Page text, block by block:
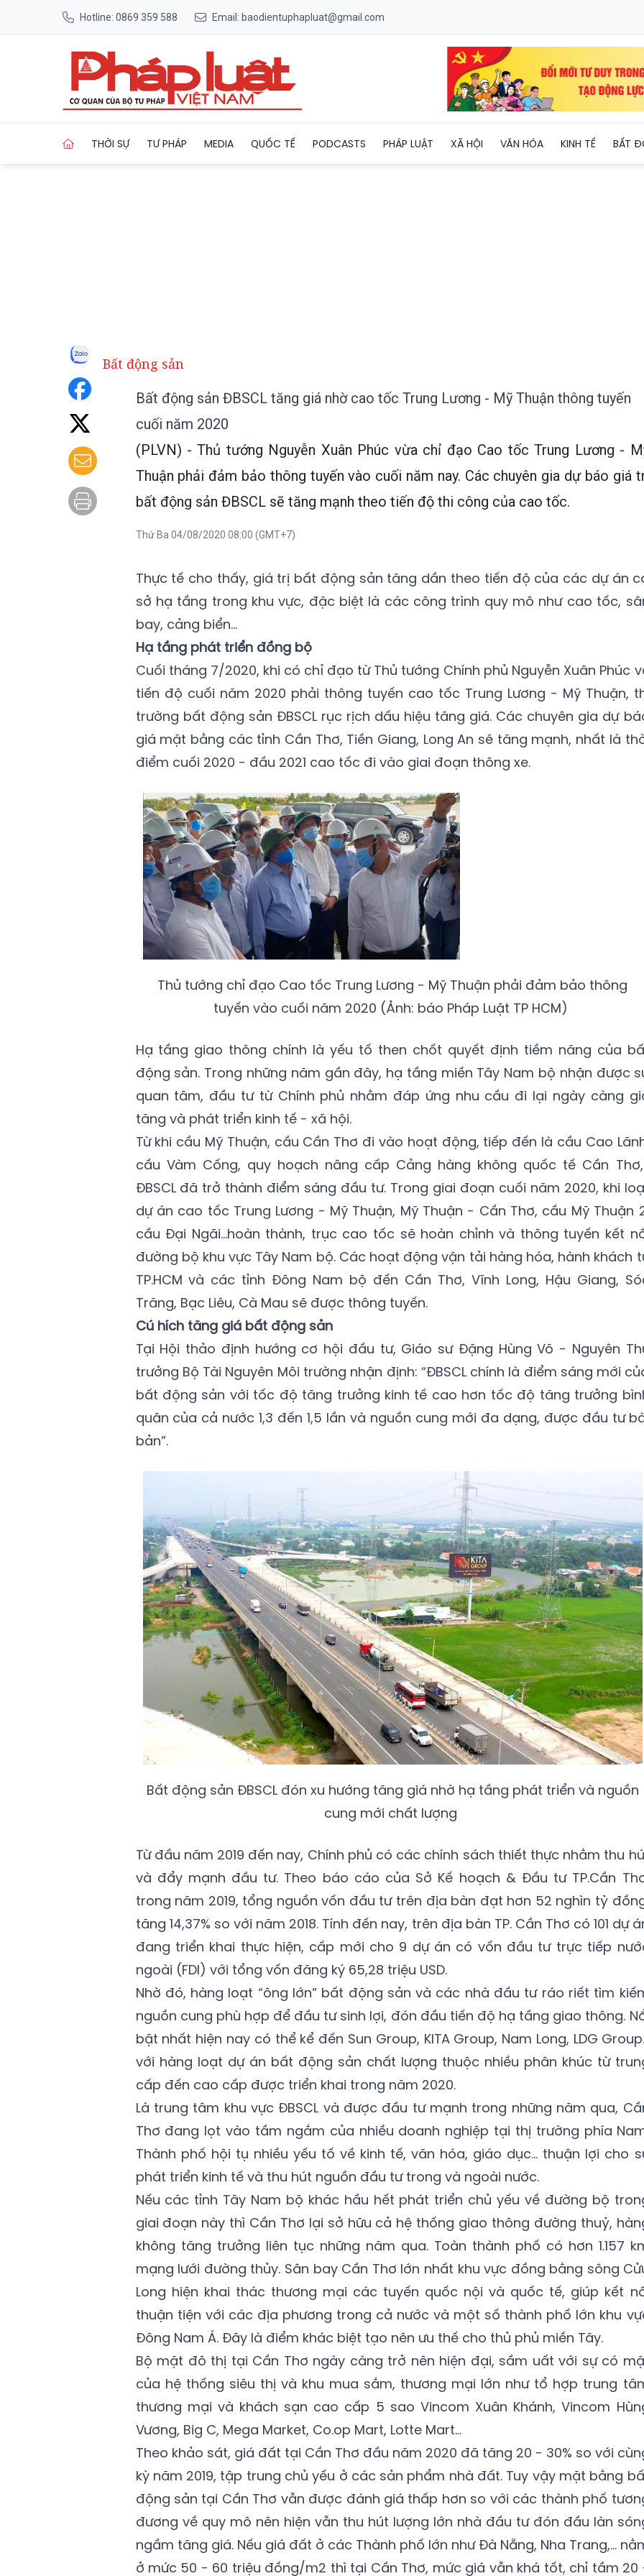
Hotline: 0869 359 588 Email: baodientuphapluat@gmail.com
THỜI SỰ TƯ PHÁP MEDIA QUỐC TẾ PODCASTS PHÁP LUẬT XÃ HỘI VĂN HÓA KINH TẾ BẤT
Bất động sản
Bất động sản ĐBSCL tăng giá nhờ cao tốc Trung Lương - Mỹ Thuận thông tuyến
cuối năm 2020
(PLVN) - Thủ tướng Nguyễn Xuân Phúc vừa chỉ đạo Cao tốc Trung Lương -
Thuận phải đảm bảo thông tuyến vào cuối năm nay. Các chuyên gia dự báo giá
bất động sản ĐBSCL sẽ tăng mạnh theo tiến độ thi công của cao tốc.
Thứ Ba 04/08/2020 08:00 (GMT+7)
Thực tế cho thấy, giá trị bất động sản tăng dần theo tiến độ của các dự án
sở hạ tầng trong khu vực, đặc biệt là các công trình quy mô như cao tốc,
bay, cảng biển…
Hạ tầng phát triển đồng bộ
Cuối tháng 7/2020, khi có chỉ đạo từ Thủ tướng Chính phủ Nguyễn Xuân Phúc
tiến độ cuối năm 2020 phải thông tuyến cao tốc Trung Lương - Mỹ Thuận,
trường bất động sản ĐBSCL rục rịch dấu hiệu tăng giá. Các chuyên gia dự
giá mặt bằng các tỉnh Cần Thơ, Tiền Giang, Long An sẽ tăng mạnh, nhất là
điểm cuối 2020 - đầu 2021 cao tốc đi vào giai đoạn thông xe.
Thủ tướng chỉ đạo Cao tốc Trung Lương - Mỹ Thuận phải đảm bảo thông
tuyến vào cuối năm 2020 (Ảnh: báo Pháp Luật TP HCM)
Hạ tầng giao thông chính là yếu tố then chốt quyết định tiềm năng của
động sản. Trong những năm gần đây, hạ tầng miền Tây Nam bộ nhận được
quan tâm, đầu tư từ Chính phủ nhằm đáp ứng nhu cầu đi lại ngày càng
tăng và phát triển kinh tế - xã hội.
Từ khi cầu Mỹ Thuận, cầu Cần Thơ đi vào hoạt động, tiếp đến là cầu Cao
cầu Vàm Cống, quy hoạch nâng cấp Cảng hàng không quốc tế Cần
ĐBSCL đã trở thành điểm sáng đầu tư. Trong giai đoạn cuối năm 2020, khi
dự án cao tốc Trung Lương - Mỹ Thuận, Mỹ Thuận - Cần Thơ, cầu Mỹ Thuận
cầu Đại Ngãi…hoàn thành, trục cao tốc sẽ hoàn chỉnh và thông tuyến kết
đường bộ khu vực Tây Nam bộ. Các hoạt động vận tải hàng hóa, hành khách
TP.HCM và các tỉnh Đông Nam bộ đến Cần Thơ, Vĩnh Long, Hậu Giang,
Trăng, Bạc Liêu, Cà Mau sẽ được thông tuyến.
Cú hích tăng giá bất động sản
Tại Hội thảo định hướng cơ hội đầu tư, Giáo sư Đặng Hùng Võ - Nguyên
trưởng Bộ Tài Nguyên Môi trường nhận định: “ĐBSCL chính là điểm sáng mới
bất động sản với tốc độ tăng trưởng kinh tế cao hơn tốc độ tăng trưởng
quân của cả nước 1,3 đến 1,5 lần và nguồn cung mới đa dạng, được đầu tư
bản”.
Bất động sản ĐBSCL đón xu hướng tăng giá nhờ hạ tầng phát triển và nguồn
cung mới chất lượng
Từ đầu năm 2019 đến nay, Chính phủ có các chính sách thiết thực nhằm thu
và đẩy mạnh đầu tư. Theo báo cáo của Sở Kế hoạch & Đầu tư TP.Cần
trong năm 2019, tổng nguồn vốn đầu tư trên địa bàn đạt hơn 52 nghìn tỷ
tăng 14,37% so với năm 2018. Tính đến nay, trên địa bàn TP. Cần Thơ có 101 dự
đang triển khai thực hiện, cấp mới cho 9 dự án có vốn đầu tư trực tiếp
ngoài (FDI) với tổng vốn đăng ký 65,28 triệu USD.
Nhờ đó, hàng loạt “ông lớn” bất động sản và các nhà đầu tư ráo riết tìm
nguồn cung phù hợp để đầu tư sinh lợi, đón đầu tiến độ hạ tầng giao thông.
bật nhất hiện nay có thể kể đến Sun Group, KITA Group, Nam Long, LDG
với hàng loạt dự án bất động sản chất lượng thuộc nhiều phân khúc từ
cấp đến cao cấp được triển khai trong năm 2020.
Là trung tâm khu vực ĐBSCL và được đầu tư mạnh trong những năm qua,
Thơ đang lọt vào tầm ngắm của nhiều doanh nghiệp tại thị trường phía
Thành phố hội tụ nhiều yếu tố về kinh tế, văn hóa, giáo dục... thuận lợi cho
phát triển kinh tế và thu hút nguồn đầu tư trong và ngoài nước.
Nếu các tỉnh Tây Nam bộ khác hầu hết phát triển chủ yếu về đường bộ
giai đoạn này thì Cần Thơ lại sở hữu cả hệ thống giao thông đường thuỷ,
không tăng trưởng liên tục những năm qua. Toàn thành phố có hơn 1.157
mạng lưới đường thủy. Sân bay Cần Thơ lớn nhất khu vực đồng bằng sông
Long hiện khai thác thương mại các tuyến quốc nội và quốc tế, giúp kết
thuận tiện với các địa phương trong cả nước và một số thành phố lớn khu
Đông Nam Á. Đây là điểm khác biệt tạo nên ưu thế cho thủ phủ miền Tây.
Bộ mặt đô thị tại Cần Thơ ngày càng trở nên hiện đại, sầm uất với sự có
của hệ thống siêu thị và khu mua sắm, thương mại lớn như tổ hợp trung
thương mại và khách sạn cao cấp 5 sao Vincom Xuân Khánh, Vincom
Vương, Big C, Mega Market, Co.op Mart, Lotte Mart...
Theo khảo sát, giá đất tại Cần Thơ đầu năm 2020 đã tăng 20 - 30% so với
kỳ năm 2019, tập trung chủ yếu ở các sản phẩm nhà đất. Tuy vậy mặt bằng
động sản tại Cần Thơ vẫn được đánh giá thấp hơn so với các thành phố
đương về quy mô nên hiện vẫn thu hút lượng lớn nhà đầu tư đón đầu làn
ngầm tăng giá. Nếu giá đất ở các Thành phố lớn như Đà Nẵng, Nha Trang,…
ở mức 50 - 60 triệu đồng/m2 thì tại Cần Thơ, mức giá vẫn khá tốt, chỉ tầm 20